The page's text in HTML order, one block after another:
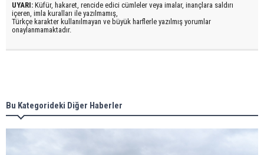
UYARI: Küfür, hakaret, rencide edici cümleler veya imalar, inançlara saldırı
içeren, imla kuralları ile yazılmamış,
Türkçe karakter kullanılmayan ve büyük harflerle yazılmış yorumlar
onaylanmamaktadır.
Bu Kategorideki Diğer Haberler